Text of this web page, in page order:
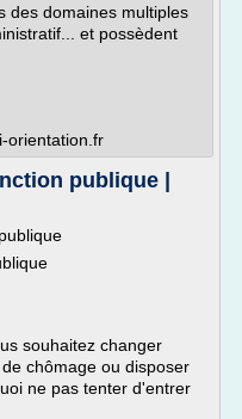
des domaines multiples
et possèdent
orientation.fr
publique |
souhaitez changer
chômage ou disposer
ne pas tenter d'entrer